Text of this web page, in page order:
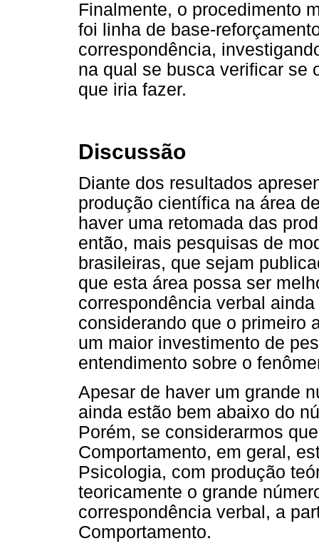
Finalmente, o procedimento
foi linha de base-
correspondência,
na qual se busca verificar se
que iria fazer.
Discussão
Diante dos resultados
produção científica na área
haver uma retomada das
então, mais pesquisas de
brasileiras, que sejam
que esta área possa ser
correspondência verbal
considerando que o primeiro
um maior investimento de
entendimento sobre o
Apesar de haver um grande
ainda estão bem abaixo do
Porém, se considerarmos
Comportamento, em geral,
Psicologia, com produção
teoricamente o grande
correspondência verbal, a
Comportamento.